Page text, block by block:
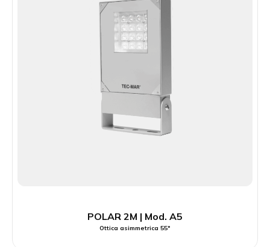
POLAR 2M | Mod. A5
Ottica asimmetrica 55°